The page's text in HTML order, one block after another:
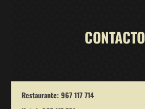
CONTACTO
Restaurante:967 117 714